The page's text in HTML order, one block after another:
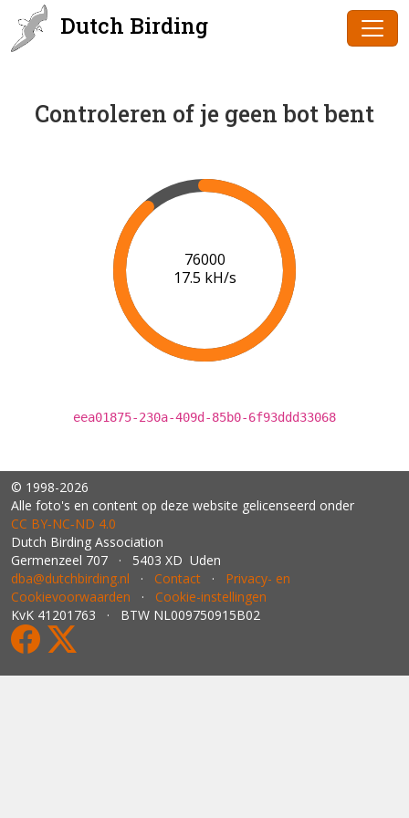
Dutch Birding
Controleren of je geen bot bent
78000
17.7 kH/s
eea01875-230a-409d-85b0-6f93ddd33068
© 1998-2026
Alle foto's en content op deze website gelicenseerd onder
CC BY‑NC‑ND 4.0
Dutch Birding Association
Germenzeel 707 · 5403 XD Uden
dba@dutchbirding.nl · Contact · Privacy- en
Cookievoorwaarden · Cookie-instellingen
KvK 41201763 · BTW NL009750915B02